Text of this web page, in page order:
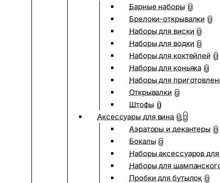
Барные наборы 0
Брелоки-открывалки 0
Наборы для виски 0
Наборы для водки 0
Наборы для коктейлей 0
Наборы для коньяка 0
Наборы для
Открывалки 0
Штофы 0
Аксессуары для вина 0
Аэраторы и декантеры 0
Бокалы 0
Наборы аксессуаров
Наборы для
Пробки для бутылок 0